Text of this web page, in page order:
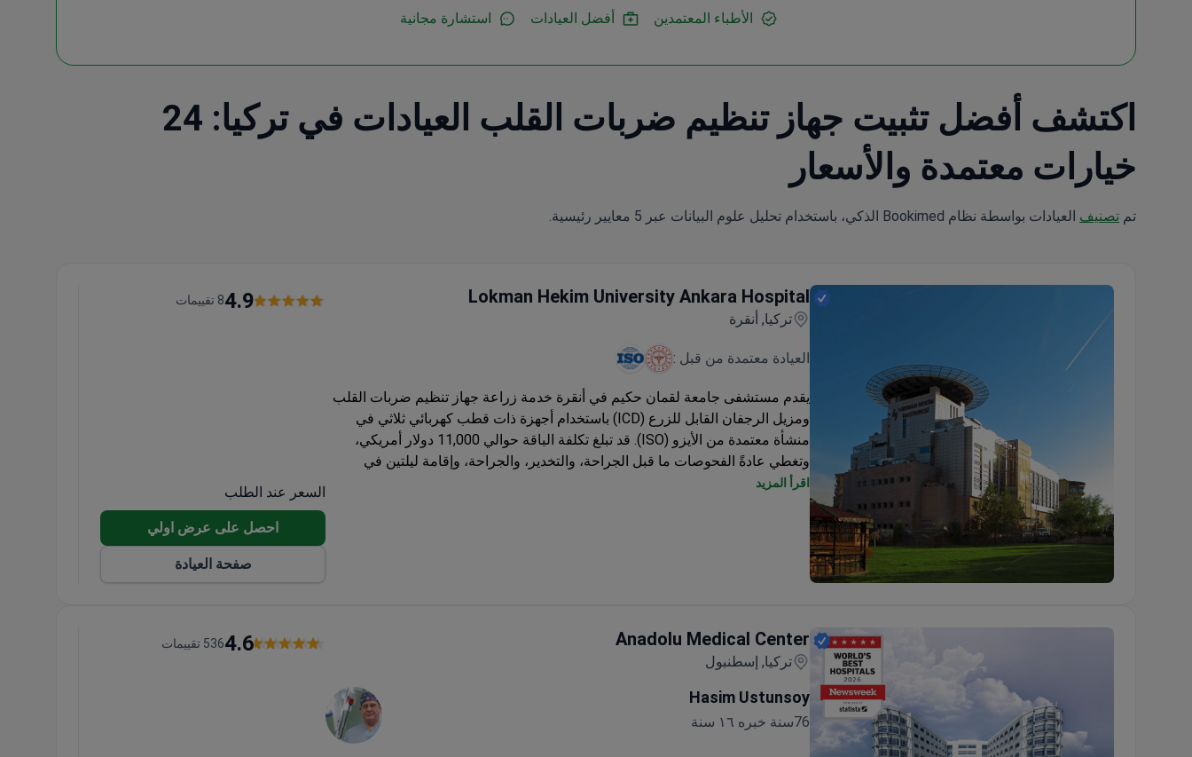
الأطباء المعتمدين أفضل العيادات استشارة مجانية
اكتشف أفضل تثبيت جهاز تنظيم ضربات القلب العيادات في تركيا: 24
خيارات معتمدة والأسعار
تم تصنيف العيادات بواسطة نظام Bookimed الذكي، باستخدام تحليل علوم البيانات عبر 5 معايير رئيسية.
Lokman Hekim University Ankara Hospital
تركيا, أنقرة
العيادة معتمدة من قبل :
يقدم مستشفى جامعة لقمان حكيم في أنقرة خدمة زراعة جهاز تنظيم ضربات القلب
ومزيل الرجفان القابل للزرع (ICD) باستخدام أجهزة ذات قطب كهربائي ثلاثي في
منشأة معتمدة من الأيزو (ISO). قد تبلغ تكلفة الباقة حوالي 11,000 دولار أمريكي،
وتغطي عادةً الفحوصات ما قبل الجراحة، والتخدير، والجراحة، وإقامة ليلتين في
اقرأ المزيد
4.98 تقييمات
السعر عند الطلب
احصل على عرض اولي
صفحة العيادة
العيادة الأعلى تقييمًا في تثبيت جهاز تنظيم ضربات القلب
Anadolu Medical Center
تركيا, إسطنبول
Hasim Ustunsoy
4.6536 تقييمات